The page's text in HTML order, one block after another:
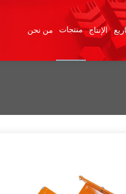
من نحن منتجات الإنتاج ×